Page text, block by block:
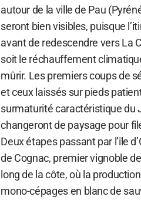
autour de la ville de Pau
seront bien visibles, puisque
avant de redescendre vers La
soit le réchauffement
mûrir. Les premiers coups de
et ceux laissés sur pieds
surmaturité caractéristique du
changeront de paysage pour
Deux étapes passant par l’île
de Cognac, premier vignoble
long de la côte, où la
mono-cépages en blanc de